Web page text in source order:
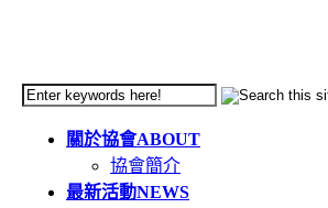
關於協會ABOUT
協會簡介
最新活動NEWS